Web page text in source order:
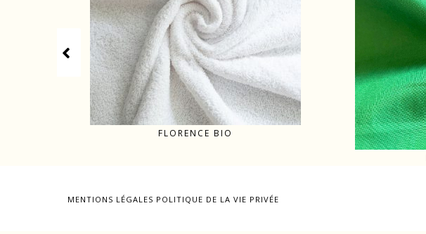
FLORENCE BIO
MENTIONS LÉGALES POLITIQUE DE LA VIE PRIVÉE